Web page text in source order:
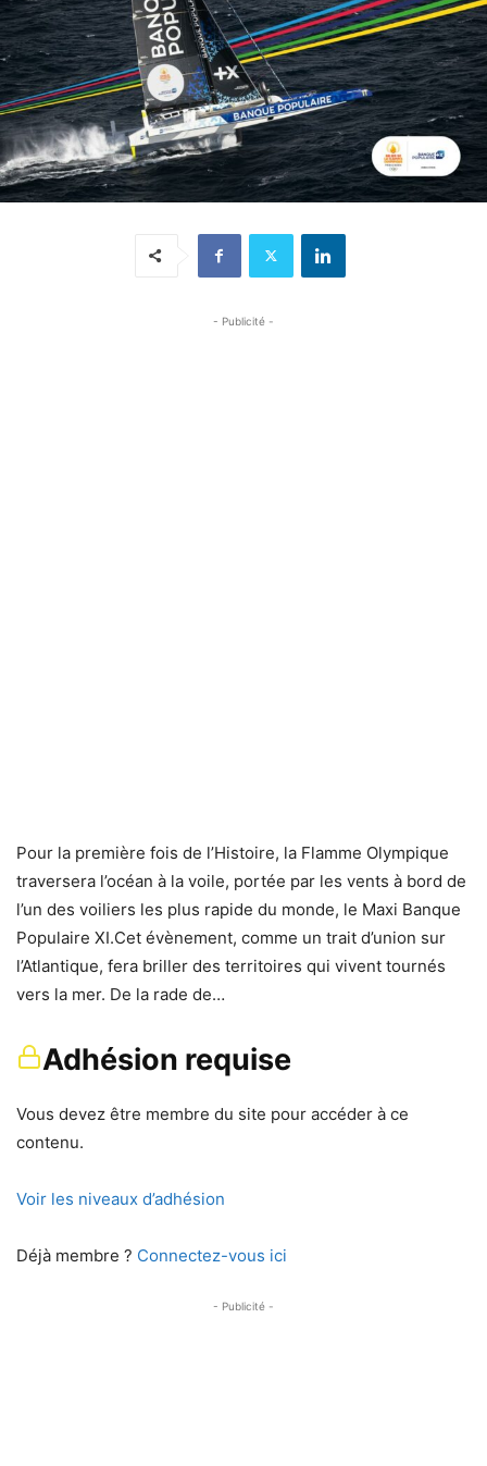
- Publicité -
Pour la première fois de l’Histoire, la Flamme Olympique
traversera l’océan à la voile, portée par les vents à bord de
l’un des voiliers les plus rapide du monde, le Maxi Banque
Populaire XI.Cet évènement, comme un trait d’union sur
l’Atlantique, fera briller des territoires qui vivent tournés
vers la mer. De la rade de…
Adhésion requise
Vous devez être membre du site pour accéder à ce
contenu.
Voir les niveaux d’adhésion
Déjà membre ? Connectez-vous ici
- Publicité -